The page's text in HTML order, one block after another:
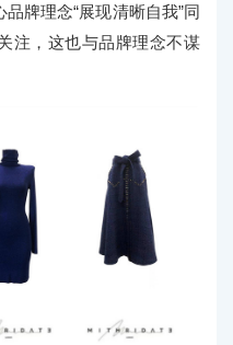
牌理念“展现清晰自我”同
注，这也与品牌理念不谋